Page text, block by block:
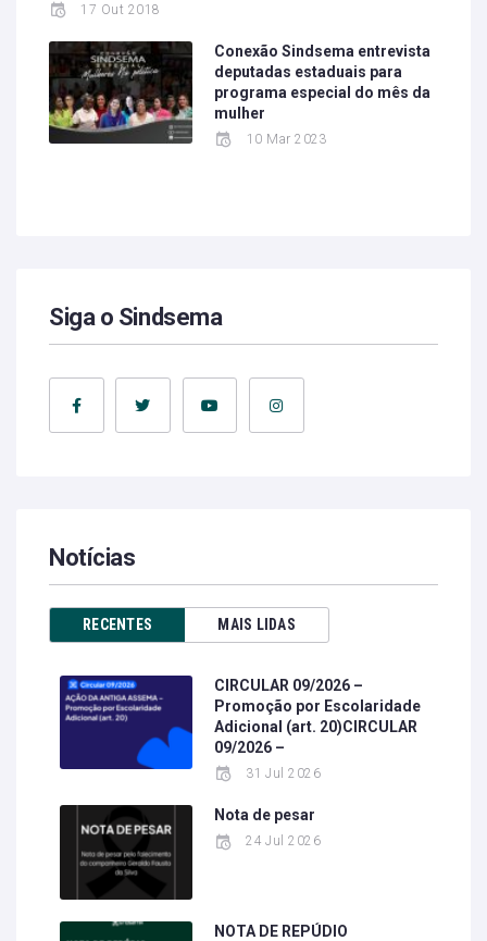
17 Out 2018
Conexão Sindsema entrevista
deputadas estaduais para
programa especial do mês da
mulher
10 Mar 2023
Siga o Sindsema
Notícias
RECENTES MAIS LIDAS
CIRCULAR 09/2026 –
Promoção por Escolaridade
Adicional (art. 20)CIRCULAR
09/2026 –
31 Jul 2026
Nota de pesar
24 Jul 2026
NOTA DE REPÚDIO